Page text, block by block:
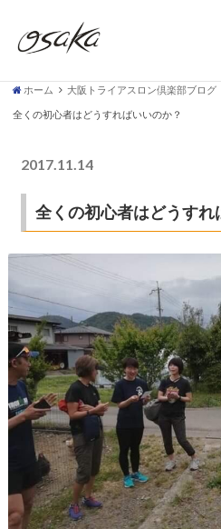
ホーム 大阪トライアスロン倶楽部ブログ
全くの初心者はどうすればいいのか？
2017.11.14
全くの初心者はどうすれ